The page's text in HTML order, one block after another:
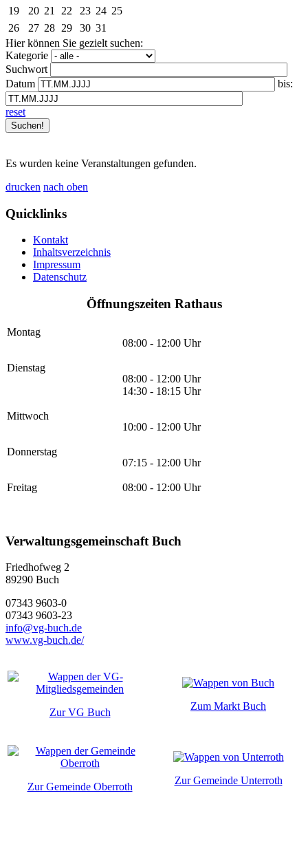
19
20 21 22 23 24 25
26
27 28 29 30 31
Hier können Sie gezielt suchen:
Kategorie
Suchwort
Datum
bis:
reset
Es wurden keine Veranstaltungen gefunden.
drucken nach oben
Quicklinks
Kontakt
Inhaltsverzeichnis
Impressum
Datenschutz
Öffnungszeiten Rathaus
Montag
08:00 - 12:00 Uhr
Dienstag
08:00 - 12:00 Uhr
14:30 - 18:15 Uhr
Mittwoch
10:00 - 12:00 Uhr
Donnerstag
07:15 - 12:00 Uhr
Freitag 08:00 - 12:00 Uhr
Verwaltungsgemeinschaft Buch
Friedhofweg 2
89290 Buch
07343 9603-0
07343 9603-23
info@vg-buch.de
www.vg-buch.de/
Zur VG Buch
Zum Markt Buch
Zur Gemeinde Oberroth
Zur Gemeinde Unterroth